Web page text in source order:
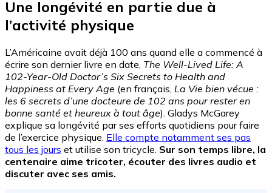
Une longévité en partie due à
l’activité physique
L’Américaine avait déjà 100 ans quand elle a commencé à
écrire son dernier livre en date, The Well-Lived Life: A
102-Year-Old Doctor’s Six Secrets to Health and
Happiness at Every Age (en français, La Vie bien vécue :
les 6 secrets d’une docteure de 102 ans pour rester en
bonne santé et heureux à tout âge). Gladys McGarey
explique sa longévité par ses efforts quotidiens pour faire
de l’exercice physique. Elle compte notamment ses pas
tous les jours et utilise son tricycle. Sur son temps libre, la
centenaire aime tricoter, écouter des livres audio et
discuter avec ses amis.